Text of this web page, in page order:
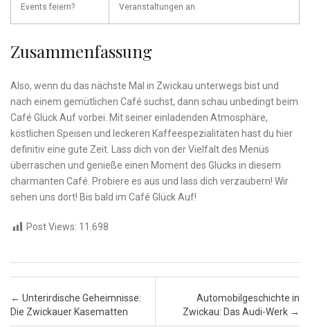
Events feiern?
Veranstaltungen an.
Zusammenfassung
Also, wenn du das​ nächste Mal in Zwickau unterwegs bist und
nach ​einem gemütlichen Café suchst,‌ dann ⁢schau unbedingt beim
Café Glück Auf vorbei. Mit seiner ⁤einladenden Atmosphäre,
köstlichen Speisen und leckeren Kaffeespezialitäten hast du hier
definitiv eine gute Zeit. Lass⁣ dich von ⁢der Vielfalt des​ Menüs
überraschen und genieße einen Moment des Glücks in diesem
charmanten Café. Probiere ⁤es aus und lass dich verzaubern! Wir
sehen uns dort! Bis bald im Café Glück Auf!
Post Views: 11.698
Post navigation
← Unterirdische Geheimnisse:
Die Zwickauer Kasematten
Automobilgeschichte in
Zwickau: Das Audi-Werk →